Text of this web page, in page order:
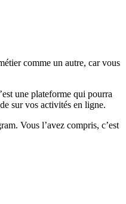
comme un autre, car vous
une plateforme qui pourra
sur vos activités en ligne.
Vous l’avez compris, c’est